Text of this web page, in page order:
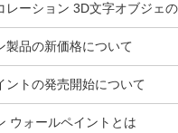
レーション 3D文字オブジェ
製品の新価格について
ントの発売開始について
ウォールペイントとは